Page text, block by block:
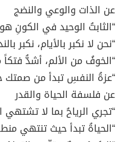
عن الذات والوعي والنضج
“الثابتُ الوحيد في الكونِ
“نحن لا نكبر بالأيام، نكبر
“الخوفُ من الألم، أشدُّ فتكاً
“عزةُ النفسِ تبدأ من صمتك
عن فلسفة الحياة والقدر
“تجري الرياحُ بما لا
“الحياةُ تبدأ حيث تنتهي